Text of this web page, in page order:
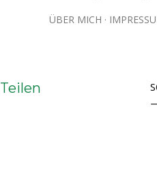
ÜBER MICH
Teilen